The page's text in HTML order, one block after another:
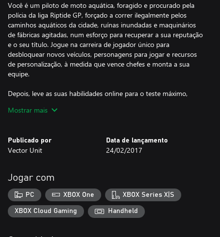
Você é um piloto de moto aquática, foragido e procurado pela
polícia da liga Riptide GP, forçado a correr ilegalmente pelos
caminhos aquáticos da cidade, ruínas inundadas e maquinários
de fábricas agitadas, num esforço para recuperar a sua reputação
e o seu título. Jogue na carreira de jogador único para
desbloquear novos veículos, personagens para jogar e recursos
de personalização, à medida que vence chefes e monta a sua
equipe.
Depois, leve as suas habilidades online para o teste máximo,
online de 8 jogadores. Desafie os seus amigos pela supremacia
jogadores!
Hurricane, Riptide GP: Renegade é o primeiro jogo da aclamada
série Riptide GP a ser redesenhado do zero especificamente para
consoles e PCs de mesa. Apresentando pistas de corrida
emocionantes cheias de atalhos, segredos e obstáculos
interativos, Riptide GP: Renegade é o jogo de corrida de ação
para a nova geração.
Mostrar mais
Publicado por
Vector Unit
Data de lançamento
24/02/2017
Jogar com
PC XBOX One XBOX Series X|S
XBOX Cloud Gaming Handheld